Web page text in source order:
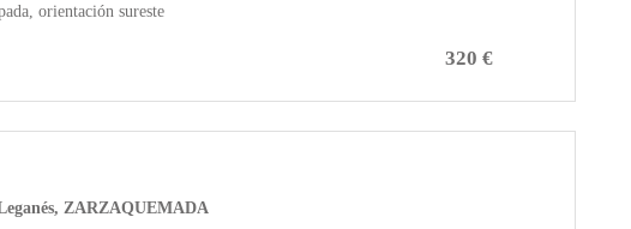
orientación sureste
320 €
ZARZAQUEMADA